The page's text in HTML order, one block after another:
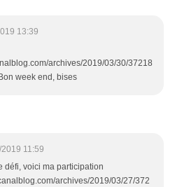
13:39
archives/2019/03/30/37218
week end, bises
11:59
défi, voici ma participation
archives/2019/03/27/372